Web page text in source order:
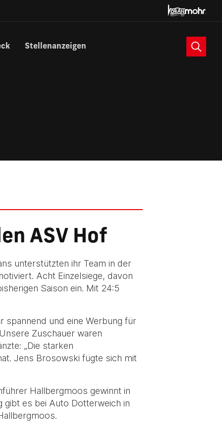
Stellenanzeigen Suche
ASV Hof
unterstützten ihr Team in der
Acht Einzelsiege, davon
Saison ein. Mit 24:5
spannend und eine Werbung für
Zuschauer waren
„Die starken
Jens Brosowski fügte sich mit
Hallbergmoos gewinnt in
gibt es bei Auto Dotterweich in